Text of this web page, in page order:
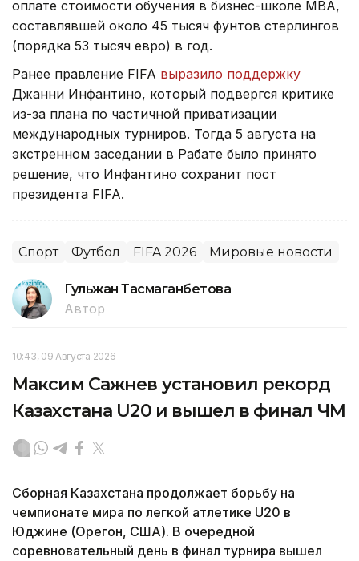
оплате стоимости обучения в бизнес-школе МВА,
составлявшей около 45 тысяч фунтов стерлингов
(порядка 53 тысяч евро) в год.
Ранее правление FIFA выразило поддержку
Джанни Инфантино, который подвергся критике
из-за плана по частичной приватизации
международных турниров. Тогда 5 августа на
экстренном заседании в Рабате было принято
решение, что Инфантино сохранит пост
президента FIFA.
Спорт Футбол FIFA 2026 Мировые новости
Гульжан Тасмаганбетова
Автор
10:43, 09 Августа 2026
Максим Сажнев установил рекорд
Казахстана U20 и вышел в финал ЧМ
Сборная Казахстана продолжает борьбу на
чемпионате мира по легкой атлетике U20 в
Юджине (Орегон, США). В очередной
соревновательный день в финал турнира вышел